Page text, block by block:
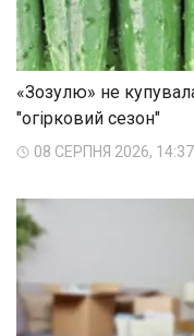
«Зозулю» не
"огірковий сезон"
08 СЕРПНЯ 2026, 14:37